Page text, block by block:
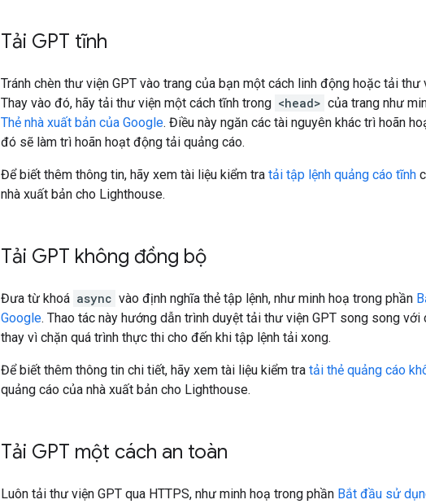
Tải GPT tĩnh
Tránh chèn thư viện GPT vào trang của bạn một cách linh động hoặc tải
Thay vào đó, hãy tải thư viện một cách tĩnh trong <head> của trang như
Thẻ nhà xuất bản của Google. Điều này ngăn các tài nguyên khác trì hoãn
đó sẽ làm trì hoãn hoạt động tải quảng cáo.
Để biết thêm thông tin, hãy xem tài liệu kiểm tra tải tập lệnh quảng cáo tĩnh
nhà xuất bản cho Lighthouse.
Tải GPT không đồng bộ
Đưa từ khoá async vào định nghĩa thẻ tập lệnh, như minh hoạ trong phần
Google. Thao tác này hướng dẫn trình duyệt tải thư viện GPT song song với
thay vì chặn quá trình thực thi cho đến khi tập lệnh tải xong.
Để biết thêm thông tin chi tiết, hãy xem tài liệu kiểm tra tải thẻ quảng cáo
quảng cáo của nhà xuất bản cho Lighthouse.
Tải GPT một cách an toàn
Luôn tải thư viện GPT qua HTTPS, như minh hoạ trong phần Bắt đầu sử